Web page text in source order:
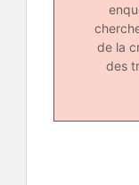
de la
des